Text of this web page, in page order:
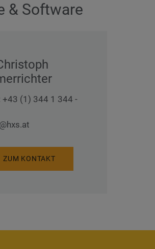
& Software
+43 (1) 344 1 344 -
ZUM KONTAKT